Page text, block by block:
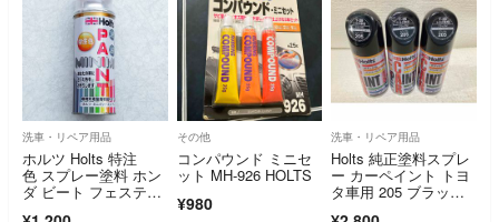
洗車・リペア用品
ホルツ Holts 特注
色 スプレー塗料 ホン
ダ ビート フェスティ
その他
コンパウンド ミニセ
ット MH-926 HOLTS
¥980
洗車・リペア用品
Holts 純正塗料スプレ
ー カーペイント トヨ
タ車用 205 ブラック